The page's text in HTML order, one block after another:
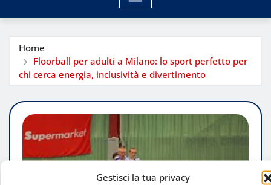
Gestisci la tua privacy
Home
Floorball per adulti a Milano: lo sport perfetto per
chi cerca energia, inclusività e divertimento